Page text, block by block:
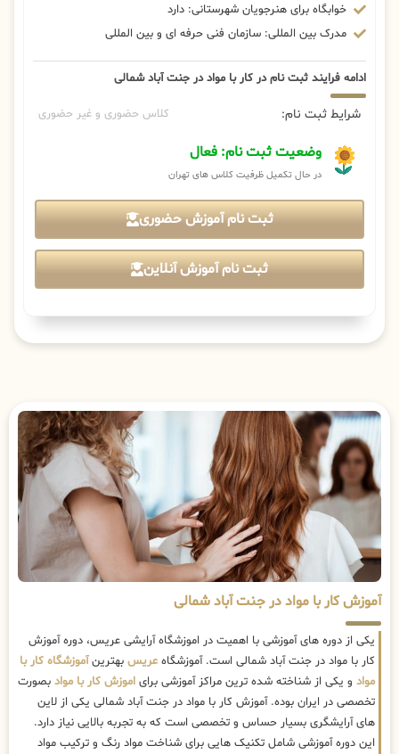
خوابگاه برای هنرجویان شهرستانی: دارد
مدرک بین المللی: سازمان فنی حرفه ای و بین المللی
ادامه فرایند ثبت نام در کار با مواد در جنت آباد شمالی
شرایط ثبت نام: کلاس حضوری و غیر حضوری
وضعیت ثبت نام: فعال
در حال تکمیل ظرفیت کلاس های تهران
ثبت نام آموزش حضوری
ثبت نام آموزش آنلاین
آموزش کار با مواد در جنت آباد شمالی
یکی از دوره های آموزشی با اهمیت در اموزشگاه آرایشی عریس، دوره آموزش
کار با مواد در جنت آباد شمالی است. آموزشگاه عریس بهترینآموزشگاه کار با
مواد و یکی از شناخته شده ترین مراکز آموزشی برای اموزش کار با مواد بصورت
تخصصی در ایران بوده. آموزش کار با مواد در جنت آباد شمالی یکی از لاین
های آرایشگری بسیار حساس و تخصصی است که به تجربه بالایی نیاز دارد.
این دوره آموزشی شامل تکنیک هایی برای شناخت مواد رنگ و ترکیب مواد